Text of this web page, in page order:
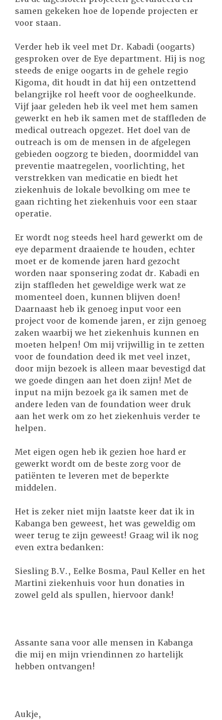
samen gekeken hoe de lopende projecten er
voor staan.
Verder heb ik veel met Dr. Kabadi (oogarts)
gesproken over de Eye department. Hij is nog
steeds de enige oogarts in de gehele regio
Kigoma, dit houdt in dat hij een ontzettend
belangrijke rol heeft voor de oogheelkunde.
Vijf jaar geleden heb ik veel met hem samen
gewerkt en heb ik samen met de staffleden de
medical outreach opgezet. Het doel van de
outreach is om de mensen in de afgelegen
gebieden oogzorg te bieden, doormiddel van
preventie maatregelen, voorlichting, het
verstrekken van medicatie en biedt het
ziekenhuis de lokale bevolking om mee te
gaan richting het ziekenhuis voor een staar
operatie.
Er wordt nog steeds heel hard gewerkt om de
eye deparment draaiende te houden, echter
moet er de komende jaren hard gezocht
worden naar sponsering zodat dr. Kabadi en
zijn staffleden het geweldige werk wat ze
momenteel doen, kunnen blijven doen!
Daarnaast heb ik genoeg input voor een
project voor de komende jaren, er zijn genoeg
zaken waarbij we het ziekenhuis kunnen en
moeten helpen! Om mij vrijwillig in te zetten
voor de foundation deed ik met veel inzet,
door mijn bezoek is alleen maar bevestigd dat
we goede dingen aan het doen zijn! Met de
input na mijn bezoek ga ik samen met de
andere leden van de foundation weer druk
aan het werk om zo het ziekenhuis verder te
helpen.
Met eigen ogen heb ik gezien hoe hard er
gewerkt wordt om de beste zorg voor de
patiënten te leveren met de beperkte
middelen.
Het is zeker niet mijn laatste keer dat ik in
Kabanga ben geweest, het was geweldig om
weer terug te zijn geweest! Graag wil ik nog
even extra bedanken:
Siesling B.V., Eelke Bosma, Paul Keller en het
Martini ziekenhuis voor hun donaties in
zowel geld als spullen, hiervoor dank!
Assante sana voor alle mensen in Kabanga
die mij en mijn vriendinnen zo hartelijk
hebben ontvangen!
Aukje,